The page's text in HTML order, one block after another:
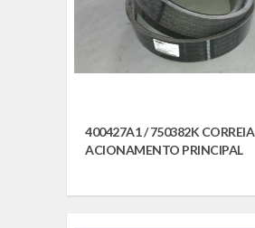
400427A1 / 750382K CORREIA
ACIONAMENTO PRINCIPAL